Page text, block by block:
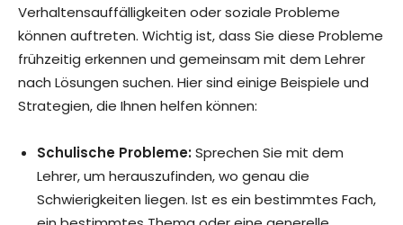
Verhaltensauffälligkeiten oder soziale Probleme
können auftreten. Wichtig ist, dass Sie diese Probleme
frühzeitig erkennen und gemeinsam mit dem Lehrer
nach Lösungen suchen. Hier sind einige Beispiele und
Strategien, die Ihnen helfen können:
Schulische Probleme:Sprechen Sie mit dem
Lehrer, um herauszufinden, wo genau die
Schwierigkeiten liegen. Ist es ein bestimmtes Fach,